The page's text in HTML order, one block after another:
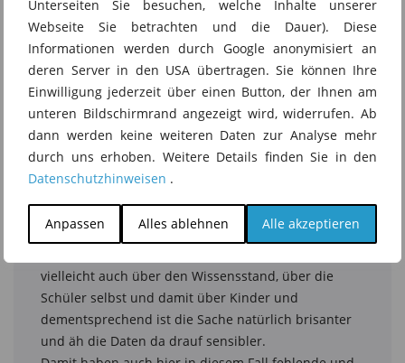
Unterseiten Sie besuchen, welche Inhalte unserer
Webseite Sie betrachten und die Dauer). Diese
Informationen werden durch Google anonymisiert an
deren Server in den USA übertragen. Sie können Ihre
Einwilligung jederzeit über einen Button, der Ihnen am
unteren Bildschirmrand angezeigt wird, widerrufen. Ab
dann werden keine weiteren Daten zur Analyse mehr
durch uns erhoben. Weitere Details finden Sie in den
Datenschutzhinweisen .
Anpassen Alles ablehnen Alle akzeptieren